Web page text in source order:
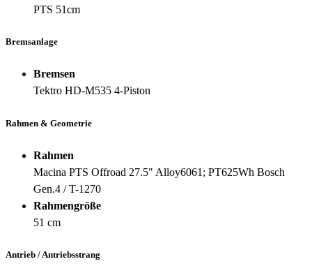
PTS 51cm
Bremsanlage
Bremsen
Tektro HD-M535 4-Piston
Rahmen & Geometrie
Rahmen
Macina PTS Offroad 27.5" Alloy6061; PT625Wh Bosch
Gen.4 / T-1270
Rahmengröße
51 cm
Antrieb / Antriebsstrang